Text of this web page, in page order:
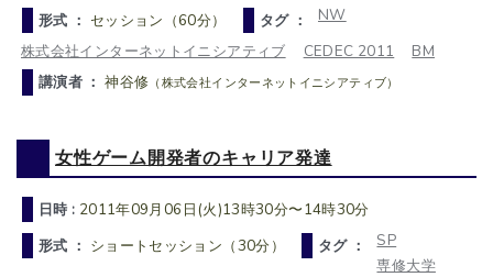
形式 ： セッション（60分） タグ ：
NW
株式会社インターネットイニシアティブ
CEDEC 2011
BM
講演者 ：神谷修 （株式会社インターネットイニシアティブ）
女性ゲーム開発者のキャリア発達
日時 : 2011年09月06日(火)13時30分〜14時30分
形式 ： ショートセッション（30分） タグ ：
SP
専修大学